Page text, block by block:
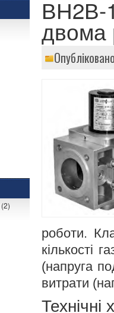
(2)
ВН2В-
двома
роботи.
кількості
(напруга
витрати
Технічні